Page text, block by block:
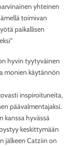
yhteinen
toimivan
paikallisen
hyvin tyytyväinen
monien käytännön
inspiroituneita,
päävalmentajaksi.
kanssa hyvässä
keskittymään
jälkeen Catziin on